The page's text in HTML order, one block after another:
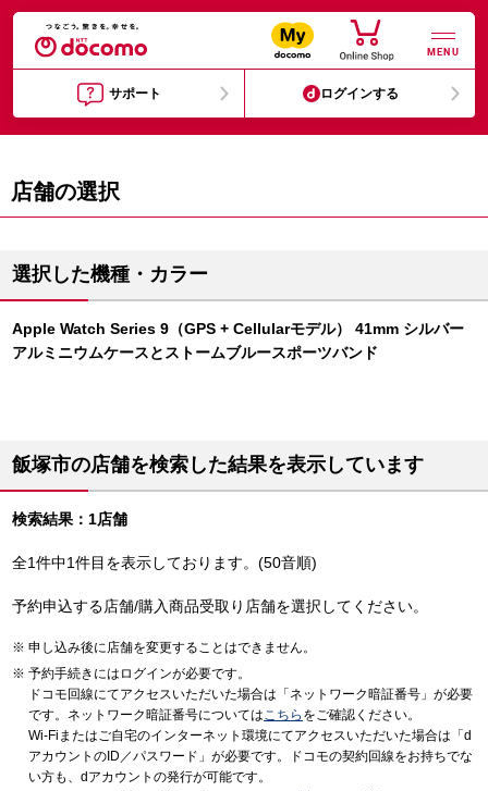
MENU
サポート ログインする
店舗の選択
選択した機種・カラー
Apple Watch Series 9（GPS + Cellularモデル） 41mm シルバー
アルミニウムケースとストームブルースポーツバンド
飯塚市の店舗を検索した結果を表示しています
検索結果：1店舗
全1件中1件目を表示しております。(50音順)
予約申込する店舗/購入商品受取り店舗を選択してください。
申し込み後に店舗を変更することはできません。
予約手続きにはログインが必要です。
ドコモ回線にてアクセスいただいた場合は「ネットワーク暗証番号」が必要
です。ネットワーク暗証番号についてはこちら をご確認ください。
Wi-Fiまたはご自宅のインターネット環境にてアクセスいただいた場合は「d
アカウントのID／パスワード」が必要です。ドコモの契約回線をお持ちでな
い方も、dアカウントの発行が可能です。